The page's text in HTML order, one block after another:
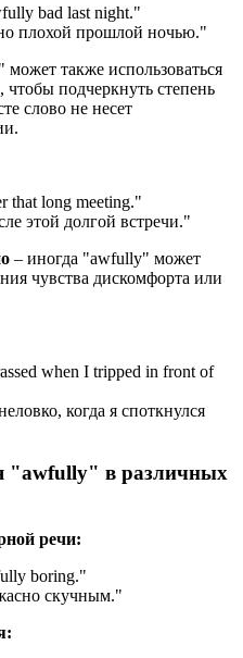
bad last night."
плохой прошлой ночью."
также использоваться
подчеркнуть степень
слово не несет
that long meeting."
этой долгой встречи."
– иногда "awfully" может
чувства дискомфорта или
when I tripped in front of
когда я споткнулся
"awfully" в различных
речи:
boring."
скучным."